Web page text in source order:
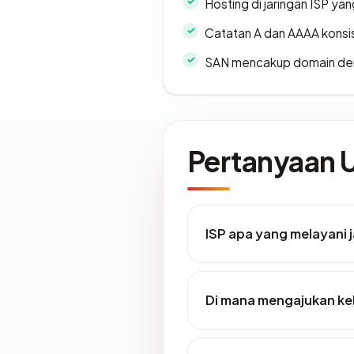
Hosting di jaringan ISP
Catatan A dan AAAA
SAN mencakup domain
Pertanyaan
ISP apa yang
Di mana mengajukan